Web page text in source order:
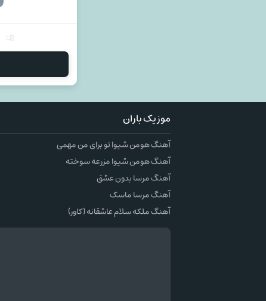
موزیک باران
آهنگ هومن شیوا تو برای من مهمی
آهنگ هومن شیوا مزرعه سوخته
آهنگ مرسا بدون عشق
آهنگ مرسا ماسک
آهنگ ملکه سلام عاشقانه (کاور)